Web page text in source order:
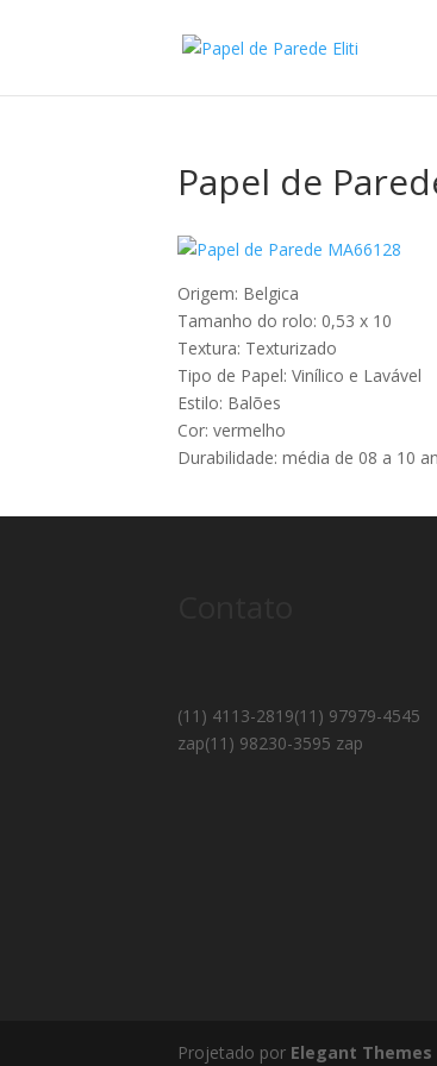
Papel de
Origem: Belgica
Tamanho do rolo: 0,53 x 10
Textura: Texturizado
Tipo de Papel: Vinílico e Lavável
Estilo: Balões
Cor: vermelho
Durabilidade: média de 08 a 10
(11) 4113-2819(11) 97979-4545
zap(11) 98230-3595 zap
Projetado por Elegant Themes